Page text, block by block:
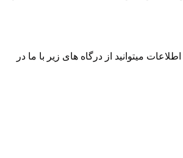
میتوانید از درگاه های زیر با ما در